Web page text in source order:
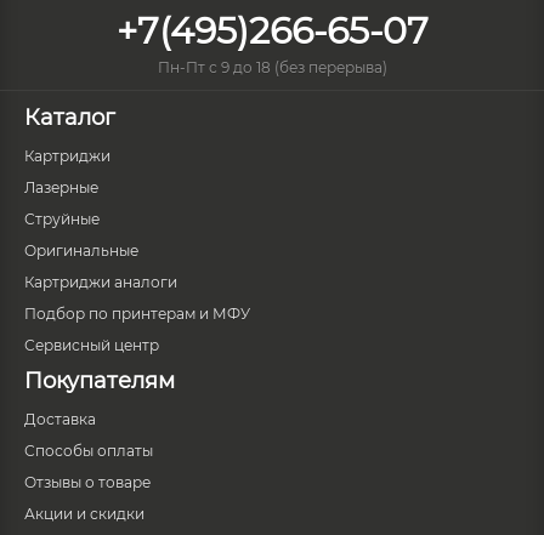
+7(495)266-65-07
Пн-Пт с 9 до 18 (без перерыва)
Каталог
Картриджи
Лазерные
Струйные
Оригинальные
Картриджи аналоги
Подбор по принтерам и МФУ
Сервисный центр
Покупателям
Доставка
Способы оплаты
Отзывы о товаре
Акции и скидки